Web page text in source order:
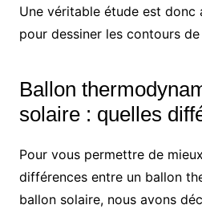
Une véritable étude est donc
pour dessiner les contours
Ballon
solaire : quelles
Pour vous permettre de
différences entre un ballon
ballon solaire, nous avons